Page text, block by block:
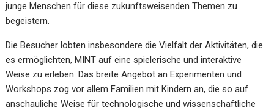
junge Menschen für diese zukunftsweisenden Themen zu
begeistern.
Die Besucher lobten insbesondere die Vielfalt der Aktivitäten, die
es ermöglichten, MINT auf eine spielerische und interaktive
Weise zu erleben. Das breite Angebot an Experimenten und
Workshops zog vor allem Familien mit Kindern an, die so auf
anschauliche Weise für technologische und wissenschaftliche